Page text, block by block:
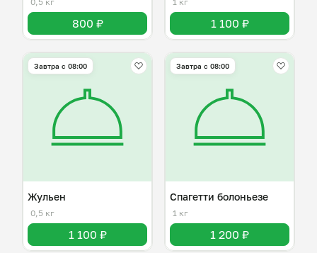
800 ₽ 1 100 ₽
Завтра c 08:00
Жульен
0,5 кг
1 100 ₽
Завтра c 08:00
Спагетти болоньезе
1 кг
1 200 ₽